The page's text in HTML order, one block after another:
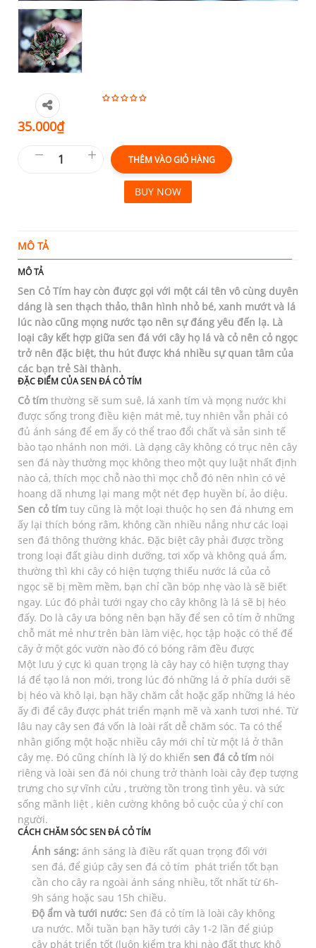
35.000₫
THÊM VÀO GIỎ HÀNG
BUY NOW
MÔ TẢ
MÔ TẢ
Sen Cỏ Tím hay còn được gọi với một cái tên vô cùng duyên
dáng là sen thạch thảo, thân hình nhỏ bé, xanh mướt và lá
lúc nào cũng mọng nước tạo nên sự đáng yêu đến lạ. Là
loại cây kết hợp giữa sen đá với cây họ lá và cỏ nên cỏ ngọc
trở nên đặc biệt, thu hút được khá nhiều sự quan tâm của
các bạn trẻ Sài thành.
ĐẶC ĐIỂM CỦA SEN ĐÁ CỎ TÍM
Cỏ tím thường sẽ sum suê, lá xanh tím và mọng nước khi
được sống trong điều kiện mát mẻ, tuy nhiên vẫn phải có
đủ ánh sáng để em ấy có thể trao đổi chất và sản sinh tế
bào tạo nhánh non mới. Là dạng cây không có trục nên cây
sen đá này thường mọc không theo một quy luật nhất định
nào cả, thích mọc chỗ nào thì mọc chỗ đó nên nhìn có vẻ
hoang dã nhưng lại mang một nét đẹp huyền bí, ảo diệu.
Sen cỏ tím tuy cũng là một loại thuộc họ sen đá nhưng em
ấy lại thích bóng râm, không cần nhiều nắng như các loại
sen đá thông thường khác. Đặc biệt cây phải được trồng
trong loại đất giàu dinh dưỡng, tơi xốp và không quá ẩm,
thường thì khi cây có hiện tượng thiếu nước lá của cỏ
ngọc sẽ bị mềm mềm, bạn chỉ cần bóp nhẹ vào là sẽ biết
ngay. Lúc đó phải tưới ngay cho cây không là lá sẽ bị héo
đấy. Do là cây ưa bóng nên bạn hãy để sen cỏ tím ở những
chỗ mát mẻ như trên bàn làm việc, học tập hoặc có thể để
cây ở một góc vườn nào đó có bóng râm đều được
Một lưu ý cực kì quan trọng là cây hay có hiện tượng thay
lá để tạo lá non mới, trong lúc đó những lá ở phía dưới sẽ
bị héo và khô lại, bạn hãy chăm cắt hoặc gấp những lá héo
ấy đi để cây được phát triển mạnh mẽ và xanh tươi nhé. Từ
lâu nay cây sen đá vốn là loài rất dễ chăm sóc. Ta có thể
nhân giống một hoặc nhiều cây mới chỉ từ một lá ở thân
cây mẹ. Đó cũng chính là lý do khiến sen đá cỏ tím nói
riêng và loài sen đá nói chung trở thành loài cây đẹp tượng
trưng cho sự vĩnh cửu , trường tồn trong tình yêu. và sức
sống mãnh liệt , kiên cường không bỏ cuộc của ý chí con
người.
CÁCH CHĂM SÓC SEN ĐÁ CỎ TÍM
Ánh sáng: ánh sáng là điều rất quan trọng đối với
sen đá, để giúp cây sen đá cỏ tím phát triển tốt bạn
cần cho cây ra ngoài ánh sáng nhiều, tốt nhất từ 6h-
9h sáng hoặc sau 15h chiều.
Độ ẩm và tưới nước: Sen đá cỏ tím là loài cây không
ưa nước. Mỗi tuần bạn hãy tưới cây 1-2 lần để giúp
cây phát triển tốt (luôn kiểm tra khi nào đất thực khô